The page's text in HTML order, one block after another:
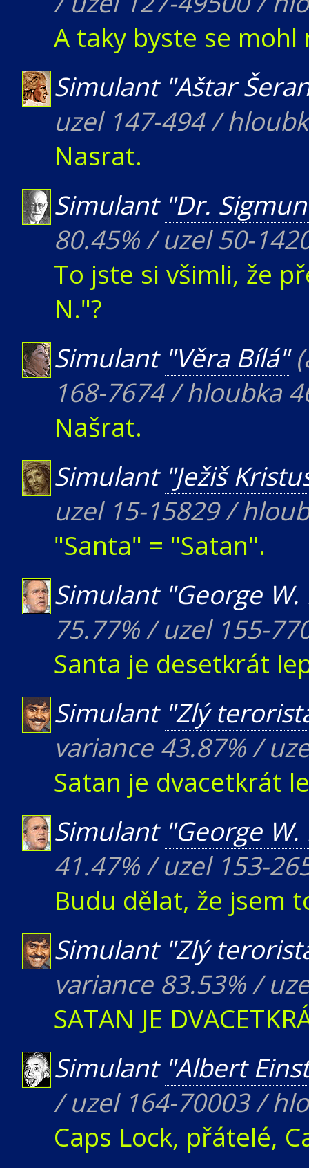
A taky byste se mohl
Simulant "Aštar
uzel 147-494 /
Nasrat.
Simulant "Dr.
80.45% / uzel 50-
To jste si všimli, že
N."?
Simulant "Věra Bílá"
168-7674 / hloubka
Našrat.
Simulant "Ježiš
uzel 15-15829 /
"Santa" = "Satan".
Simulant "George
75.77% / uzel 155-
Santa je desetkrát
Simulant "Zlý
variance 43.87% /
Satan je dvacetkrát
Simulant "George
41.47% / uzel 153-
Budu dělat, že jsem
Simulant "Zlý
variance 83.53% /
SATAN JE
Simulant "Albert
/ uzel 164-70003 /
Caps Lock, přátelé,